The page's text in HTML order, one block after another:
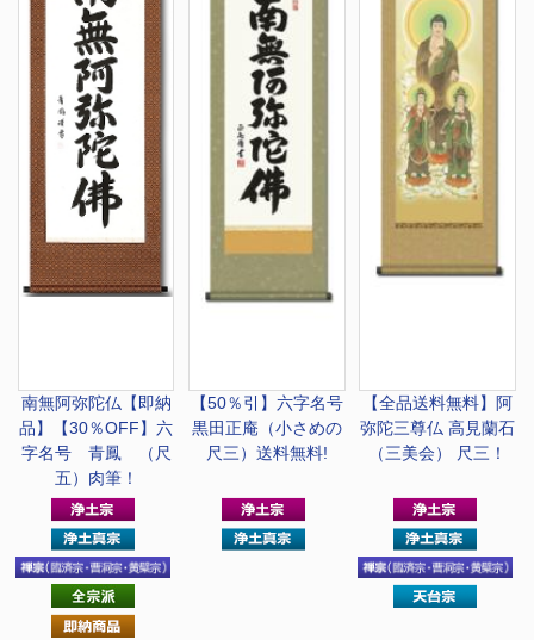
南無阿弥陀仏【即納
品】【30％OFF】六
字名号 青鳳 （尺
五）肉筆！
【50％引】 六字名号
黒田正庵（小さめの
尺三）送料無料!
【全品送料無料】
阿
弥陀三尊仏 高見蘭石
（三美会） 尺三！